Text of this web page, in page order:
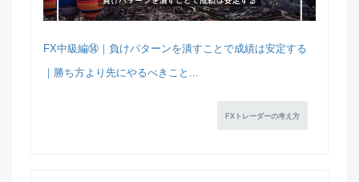
FX中級編⑭｜負けパターンを潰すことで成績は安定する
｜勝ち方より先にやるべきこと...
FXトレーダーの考え方